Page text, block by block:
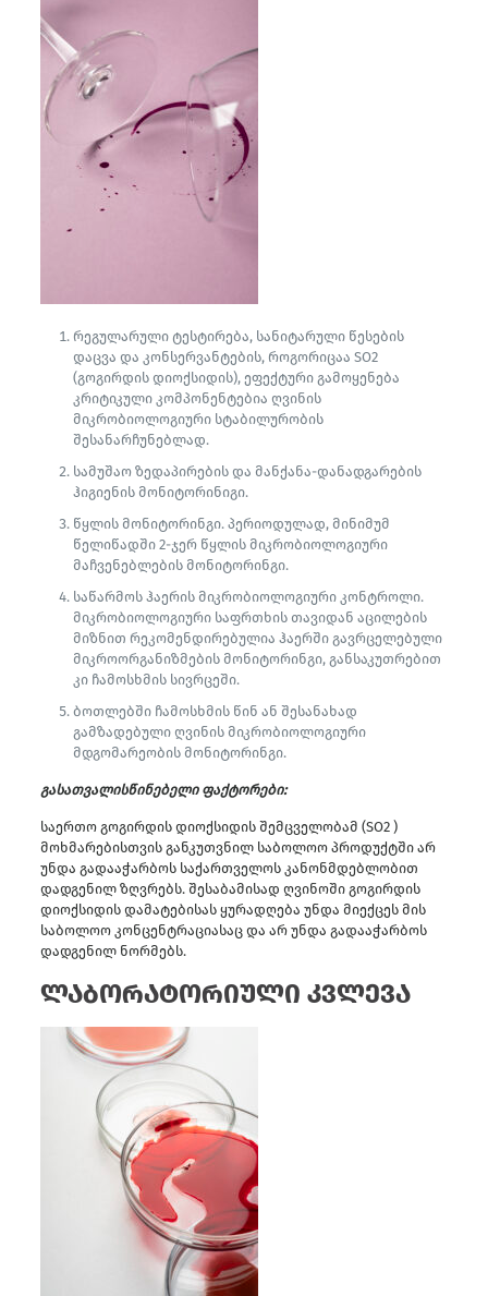
რეგულარული ტესტირება, სანიტარული წესების
დაცვა და კონსერვანტების, როგორიცაა SO2
(გოგირდის დიოქსიდის), ეფექტური გამოყენება
კრიტიკული კომპონენტებია ღვინის
მიკრობიოლოგიური სტაბილურობის
შესანარჩუნებლად.
სამუშაო ზედაპირების და მანქანა-დანადგარების
ჰიგიენის მონიტორინიგი.
წყლის მონიტორინგი. პერიოდულად, მინიმუმ
წელიწადში 2-ჯერ წყლის მიკრობიოლოგიური
მაჩვენებლების მონიტორინგი.
საწარმოს ჰაერის მიკრობიოლოგიური კონტროლი.
მიკრობიოლოგიური საფრთხის თავიდან აცილების
მიზნით რეკომენდირებულია ჰაერში გავრცელებული
მიკროორგანიზმების მონიტორინგი, განსაკუთრებით
კი ჩამოსხმის სივრცეში.
ბოთლებში ჩამოსხმის წინ ან შესანახად
გამზადებული ღვინის მიკრობიოლოგიური
მდგომარეობის მონიტორინგი.
გასათვალისწინებელი ფაქტორები:
საერთო გოგირდის დიოქსიდის შემცველობამ (SO2 )
მოხმარებისთვის განკუთვნილ საბოლოო პროდუქტში არ
უნდა გადააჭარბოს საქართველოს კანონმდებლობით
დადგენილ ზღვრებს. შესაბამისად ღვინოში გოგირდის
დიოქსიდის დამატებისას ყურადღება უნდა მიექცეს მის
საბოლოო კონცენტრაციასაც და არ უნდა გადააჭარბოს
დადგენილ ნორმებს.
ლაბორატორიული კვლევა